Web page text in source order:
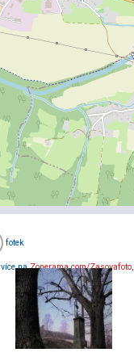
fotek
více naZonerama.com/Zasovafoto,